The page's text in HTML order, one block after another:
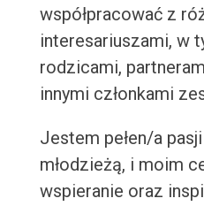
współpracować z
interesariuszami, w
rodzicami,
innymi członkami
Jestem pełen/a
młodzieżą, i moim
wspieranie oraz